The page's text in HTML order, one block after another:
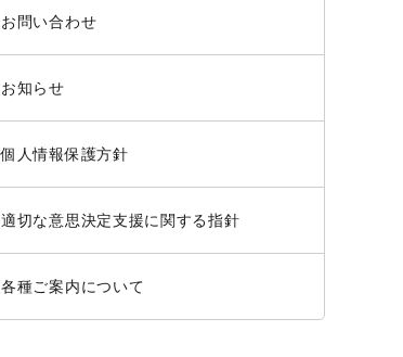
お問い合わせ
お知らせ
個人情報保護方針
適切な意思決定支援に関する指針
各種ご案内について